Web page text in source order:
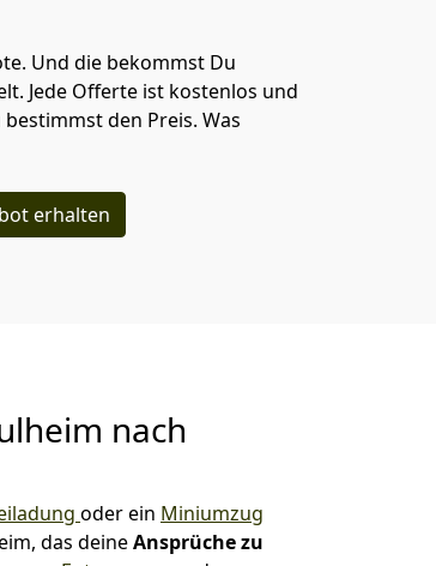
Und die bekommst Du
Jede Offerte ist kostenlos und
den Preis. Was
erhalten
nach
oder ein Miniumzug
das deineAnsprüche zu